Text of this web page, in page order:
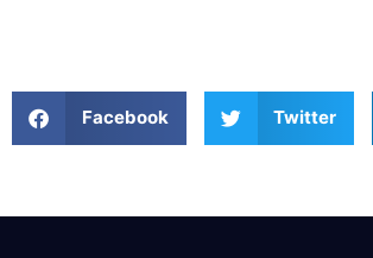
Facebook Twitter